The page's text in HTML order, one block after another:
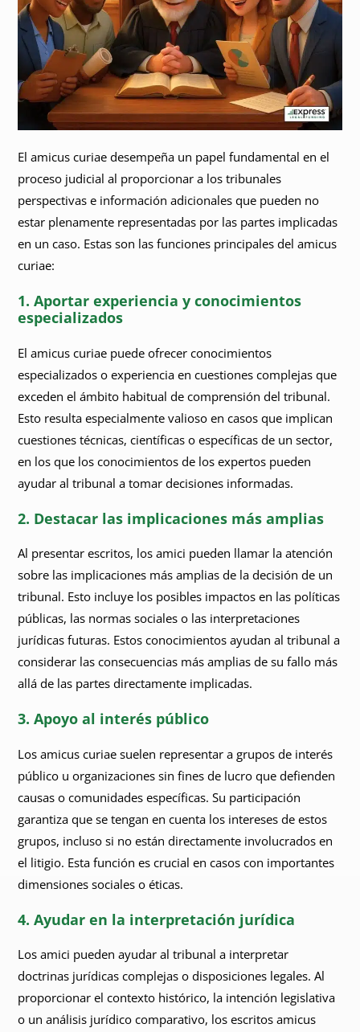
El amicus curiae desempeña un papel fundamental en el
proceso judicial al proporcionar a los tribunales
perspectivas e información adicionales que pueden no
estar plenamente representadas por las partes implicadas
en un caso. Estas son las funciones principales del amicus
curiae:
1. Aportar experiencia y conocimientos
especializados
El amicus curiae puede ofrecer conocimientos
especializados o experiencia en cuestiones complejas que
exceden el ámbito habitual de comprensión del tribunal.
Esto resulta especialmente valioso en casos que implican
cuestiones técnicas, científicas o específicas de un sector,
en los que los conocimientos de los expertos pueden
ayudar al tribunal a tomar decisiones informadas.
2. Destacar las implicaciones más amplias
Al presentar escritos, los amici pueden llamar la atención
sobre las implicaciones más amplias de la decisión de un
tribunal. Esto incluye los posibles impactos en las políticas
públicas, las normas sociales o las interpretaciones
jurídicas futuras. Estos conocimientos ayudan al tribunal a
considerar las consecuencias más amplias de su fallo más
allá de las partes directamente implicadas.
3. Apoyo al interés público
Los amicus curiae suelen representar a grupos de interés
público u organizaciones sin fines de lucro que defienden
causas o comunidades específicas. Su participación
garantiza que se tengan en cuenta los intereses de estos
grupos, incluso si no están directamente involucrados en
el litigio. Esta función es crucial en casos con importantes
dimensiones sociales o éticas.
4. Ayudar en la interpretación jurídica
Los amici pueden ayudar al tribunal a interpretar
doctrinas jurídicas complejas o disposiciones legales. Al
proporcionar el contexto histórico, la intención legislativa
o un análisis jurídico comparativo, los escritos amicus